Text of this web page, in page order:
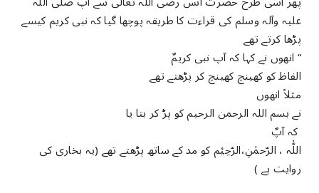
علیہ وآلہ وسلم کی قراءت کا طریقہ پوچھا گیا کہ نبی کریم کیسے
پڑھا کرتے تھے
“ انھوں نے کہا کہ آپ نبی کریمٌ
الفاظ کو کھینچ کھینچ کر پڑھتے تھے
مثلاً انھوں
نے بسم اللہ الرحمن الرحیم کو پڑ کر بتا یا
کہ آپٌ
اللّࣿہ ، الرّحمٰنِ،الرّحِیْم کو مد کے ساتھ پڑھتے تھے (یہ بخاری کی
روایت ہے )